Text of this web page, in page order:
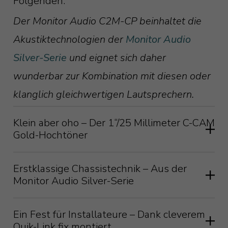
Der Monitor Audio C2M-CP beinhaltet die
Akustiktechnologien der Monitor Audio
Silver-Serie und eignet sich daher
wunderbar zur Kombination mit diesen oder
klanglich gleichwertigen Lautsprechern.
Klein aber oho – Der 1“/25 Millimeter C-CAM
Gold-Hochtöner
Erstklassige Chassistechnik – Aus der
Monitor Audio Silver-Serie
Ob Sie Ihre Monitor Audio-Lautsprecher
Ein Fest für Installateure – Dank cleverem